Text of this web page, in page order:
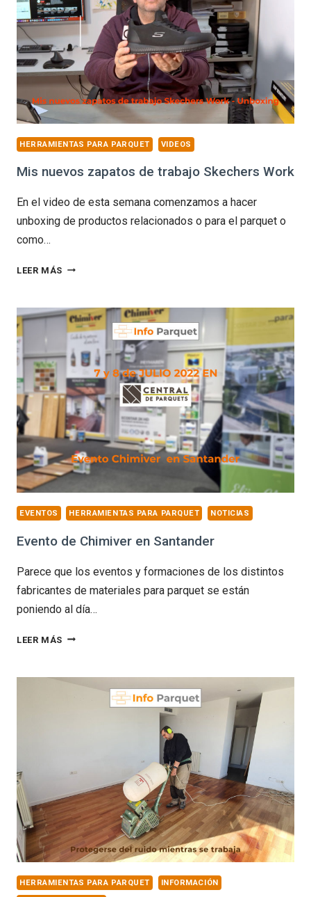
HERRAMIENTAS PARA PARQUET VIDEOS
Mis nuevos zapatos de trabajo Skechers Work
En el video de esta semana comenzamos a hacer
unboxing de productos relacionados o para el parquet o
como…
LEER MÁS MIS
ZAPATOS
DE
TRABAJO
SKECHERS
WORK
EVENTOS HERRAMIENTAS PARA PARQUET NOTICIAS
Evento de Chimiver en Santander
Parece que los eventos y formaciones de los distintos
fabricantes de materiales para parquet se están
poniendo al día…
LEER MÁS EVENTO
CHIMIVER
HERRAMIENTAS PARA PARQUET INFORMACIÓN